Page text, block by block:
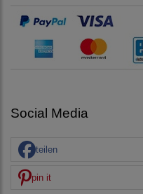
Social Media
teilen
pin it